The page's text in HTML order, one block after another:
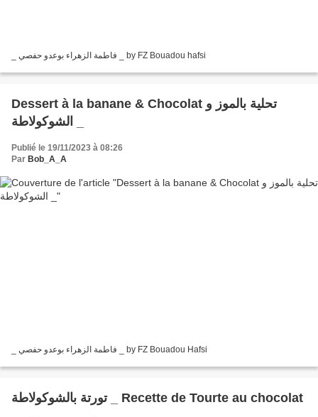
_ فاطمة الزهراء بوعدو حفصي _ by FZ Bouadou hafsi
Dessert à la banane & Chocolat تحلية بالموز و
Publié le 19/11/2023 à 08:26
Par Bob_A_A
_ فاطمة الزهراء بوعدو حفصي _ by FZ Bouadou Hafsi
تورتة بالشوكولاطة _ Recette de Tourte au chocolat